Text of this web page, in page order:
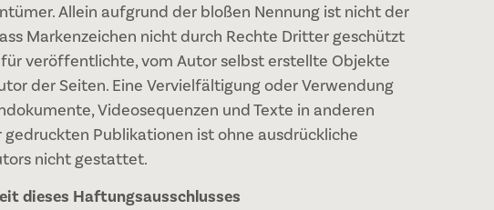
Allein aufgrund der bloßen Nennung ist nicht der
Markenzeichen nicht durch Rechte Dritter geschützt
veröffentlichte, vom Autor selbst erstellte Objekte
der Seiten. Eine Vervielfältigung oder Verwendung
Videosequenzen und Texte in anderen
Publikationen ist ohne ausdrückliche
nicht gestattet.
dieses Haftungsausschlusses